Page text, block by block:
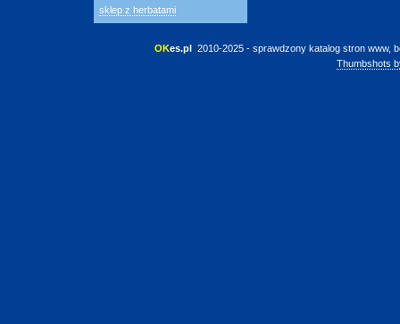
sklep z herbatami
OKes.pl 2010-2025 - sprawdzony katalog stron www,
Thumbshots